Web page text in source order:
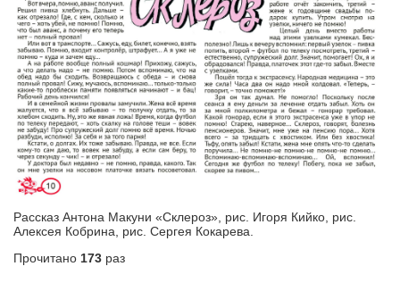
Рассказ Антона Макуни «Склероз», рис. Игоря Кийко, рис.
Алексея Кобрина, рис. Сергея Кокарева.
Прочитано 173 раз